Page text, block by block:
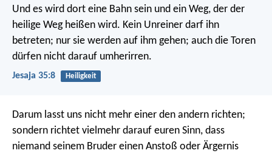
Und es wird dort eine Bahn sein und ein Weg, der der
heilige Weg heißen wird. Kein Unreiner darf ihn
betreten; nur sie werden auf ihm gehen; auch die Toren
dürfen nicht darauf umherirren.
Jesaja 35:8 Heiligkeit
Darum lasst uns nicht mehr einer den andern richten;
sondern richtet vielmehr darauf euren Sinn, dass
niemand seinem Bruder einen Anstoß oder Ärgernis